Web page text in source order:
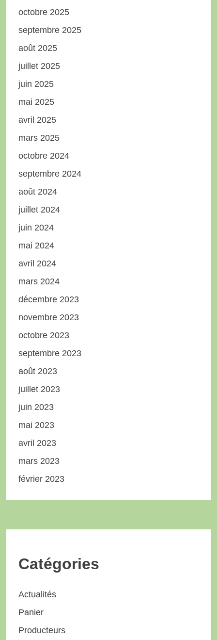
octobre 2025
septembre 2025
août 2025
juillet 2025
juin 2025
mai 2025
avril 2025
mars 2025
octobre 2024
septembre 2024
août 2024
juillet 2024
juin 2024
mai 2024
avril 2024
mars 2024
décembre 2023
novembre 2023
octobre 2023
septembre 2023
août 2023
juillet 2023
juin 2023
mai 2023
avril 2023
mars 2023
février 2023
Catégories
Actualités
Panier
Producteurs